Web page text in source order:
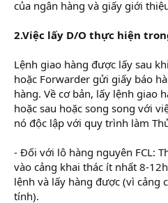
của ngân hàng và giấy giới
2.Việc lấy D/O thực hiện
Lệnh giao hàng được lấy sau
hoặc Forwarder gửi giấy báo
hàng. Về cơ bản, lấy lệnh giao
hoặc sau hoặc song song với
nó độc lập với quy trình làm
- Đối với lô hàng nguyên FCL:
vào cảng khai thác ít nhất 8-
lệnh và lấy hàng được (vì cảng
tính).